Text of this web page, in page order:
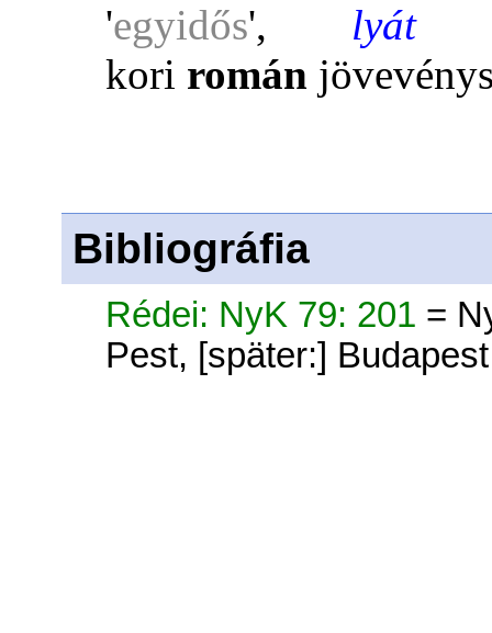
'egyidős', lyát
kori román
Bibliográfia
Rédei: NyK 79: 201 =
Pest, [später:]